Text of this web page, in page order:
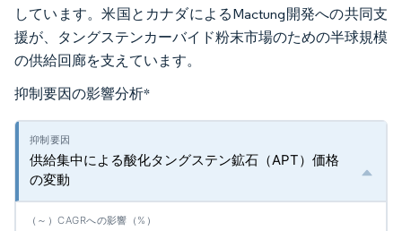
しています。米国とカナダによるMactung開発への共同支
援が、タングステンカーバイド粉末市場のための半球規模
の供給回廊を支えています。
抑制要因の影響分析*
供給集中による酸化タングステン鉱石（APT）価格
の変動